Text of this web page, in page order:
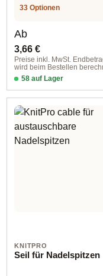
33 Optionen
Regulärer Preis:
Ab
3,66 €
Preise inkl. MwSt.
wird beim Bestellen
58 auf Lager
Design 1 - English
KNITPRO
Seil für Nadelspitzen